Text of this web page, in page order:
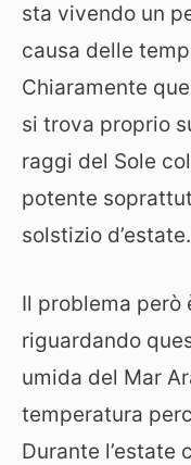
sta vivendo un
causa delle
Chiaramente
si trova proprio
raggi del Sole
potente
solstizio d’estate.
Il problema però
riguardando
umida del Mar
temperatura
Durante l’estate